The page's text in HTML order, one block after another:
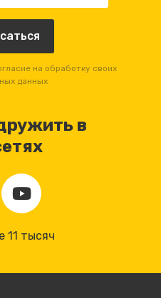
в
11 тысяч
на обработку своих
данных